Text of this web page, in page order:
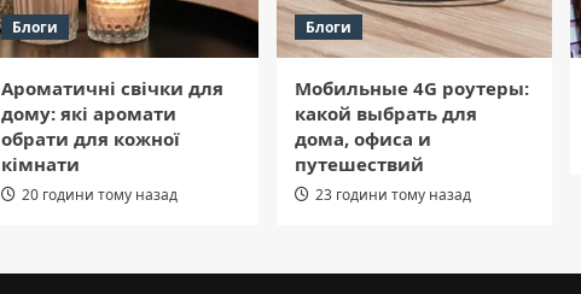
Блоги
Ароматичні свічки для
дому: які аромати
обрати для кожної
кімнати
20 години тому назад
Блоги
Мобильные 4G роутеры:
какой выбрать для
дома, офиса и
путешествий
23 години тому назад